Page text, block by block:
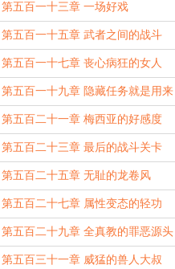
第五百一十三章 一场好戏
第五百一十五章 武者之间的战斗
第五百一十七章 丧心病狂的女人
第五百一十九章 隐藏任务就是用来
坑爹的
第五百二十一章 梅西亚的好感度
第五百二十三章 最后的战斗关卡
第五百二十五章 无耻的龙卷风
第五百二十七章 属性变态的轻功
第五百二十九章 全真教的罪恶源头
第五百三十一章 威猛的兽人大叔